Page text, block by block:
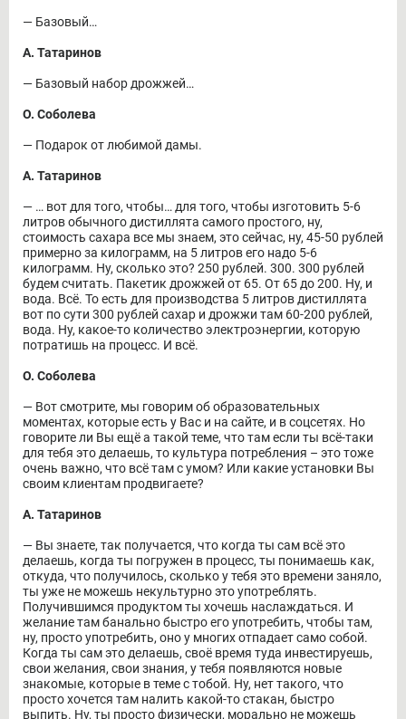
― Базовый…
А. Татаринов
― Базовый набор дрожжей…
О. Соболева
― Подарок от любимой дамы.
А. Татаринов
― … вот для того, чтобы… для того, чтобы изготовить 5-6
литров обычного дистиллята самого простого, ну,
стоимость сахара все мы знаем, это сейчас, ну, 45-50 рублей
примерно за килограмм, на 5 литров его надо 5-6
килограмм. Ну, сколько это? 250 рублей. 300. 300 рублей
будем считать. Пакетик дрожжей от 65. От 65 до 200. Ну, и
вода. Всё. То есть для производства 5 литров дистиллята
вот по сути 300 рублей сахар и дрожжи там 60-200 рублей,
вода. Ну, какое-то количество электроэнергии, которую
потратишь на процесс. И всё.
О. Соболева
― Вот смотрите, мы говорим об образовательных
моментах, которые есть у Вас и на сайте, и в соцсетях. Но
говорите ли Вы ещё а такой теме, что там если ты всё-таки
для тебя это делаешь, то культура потребления – это тоже
очень важно, что всё там с умом? Или какие установки Вы
своим клиентам продвигаете?
А. Татаринов
― Вы знаете, так получается, что когда ты сам всё это
делаешь, когда ты погружен в процесс, ты понимаешь как,
откуда, что получилось, сколько у тебя это времени заняло,
ты уже не можешь некультурно это употреблять.
Получившимся продуктом ты хочешь наслаждаться. И
желание там банально быстро его употребить, чтобы там,
ну, просто употребить, оно у многих отпадает само собой.
Когда ты сам это делаешь, своё время туда инвестируешь,
свои желания, свои знания, у тебя появляются новые
знакомые, которые в теме с тобой. Ну, нет такого, что
просто хочется там налить какой-то стакан, быстро
выпить. Ну, ты просто физически, морально не можешь